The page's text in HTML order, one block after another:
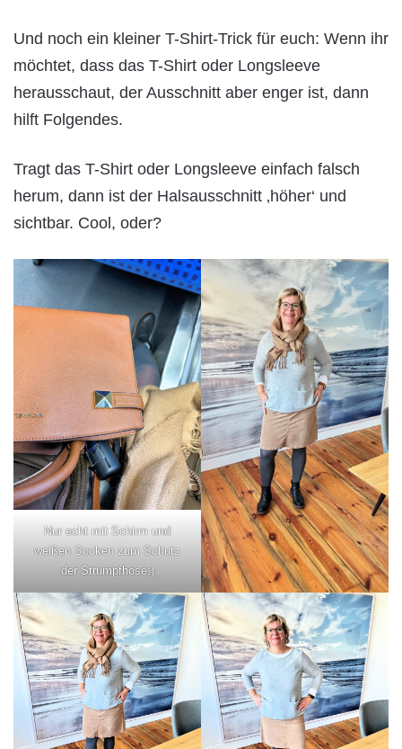
Und noch ein kleiner T-Shirt-Trick für euch: Wenn ihr
möchtet, dass das T-Shirt oder Longsleeve
herausschaut, der Ausschnitt aber enger ist, dann
hilft Folgendes.
Tragt das T-Shirt oder Longsleeve einfach falsch
herum, dann ist der Halsausschnitt ‚höher‘ und
sichtbar. Cool, oder?
Nur echt mit Schirm und
weißen Socken zum Schutz
der Strumpfhose;)